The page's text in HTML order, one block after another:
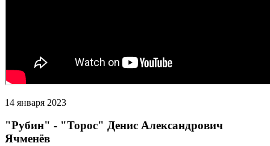
14 января 2023
"Рубин" - "Торос" Денис Александрович
Ячменёв